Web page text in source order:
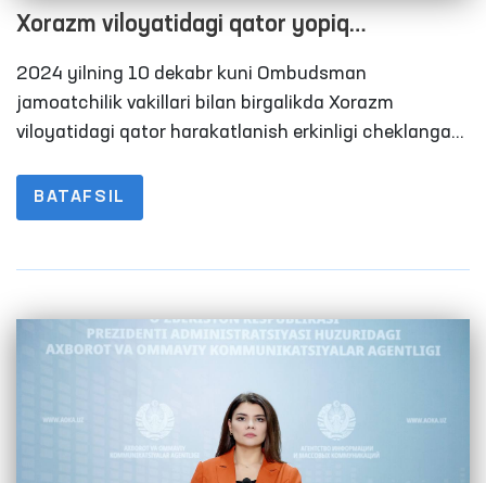
Xorazm viloyatidagi qator yopiq
muassasalardagi sharoitlar o‘rganildi
2024 yilning 10 dekabr kuni Ombudsman
jamoatchilik vakillari bilan birgalikda Xorazm
viloyatidagi qator harakatlanish erkinligi cheklangan
monitoring tashriflarini amalga oshirdi. Jumladan, 11-
son tergov hibsxonasidagi sharoitlar, mahbuslarning
uchrashuv o‘tkazilib, ularning murojaatlari o‘rganildi
BATAFSIL